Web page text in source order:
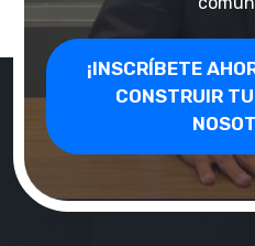
¡INSCRÍBETE
CONSTRUIR